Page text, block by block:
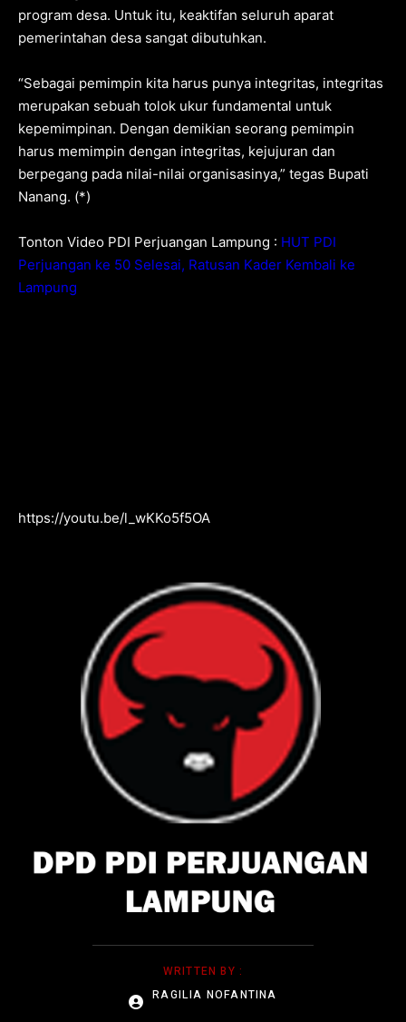
WRITTEN BY :
RAGILIA NOFANTINA
program desa. Untuk itu, keaktifan seluruh aparat
pemerintahan desa sangat dibutuhkan.
“Sebagai pemimpin kita harus punya integritas, integritas
merupakan sebuah tolok ukur fundamental untuk
kepemimpinan. Dengan demikian seorang pemimpin
harus memimpin dengan integritas, kejujuran dan
berpegang pada nilai-nilai organisasinya,” tegas Bupati
Nanang. (*)
Tonton Video PDI Perjuangan Lampung : HUT PDI
Perjuangan ke 50 Selesai, Ratusan Kader Kembali ke
Lampung
https://youtu.be/l_wKKo5f5OA